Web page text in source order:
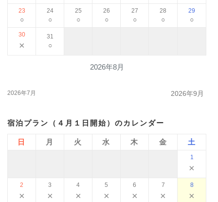
2026年8月
23
○
24
○
25
○
26
○
27
○
28
○
29
○
30
×
31
○
2026年7月 2026年9月
宿泊プラン（４月１日開始）のカレンダー
日 月 火 水 木 金 土
1
×
2
×
3
×
4
×
5
×
6
×
7
×
8
×